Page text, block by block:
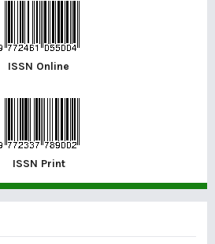
ISSN Online
ISSN Print